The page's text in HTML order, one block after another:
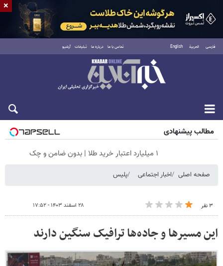
فارسی العربية English تماس با ما درباره ما تبلیغات آرشیو
جمعه ۱۶ مرداد ۱۴۰۵
مطالب پیشنهادی
۱ میلیارد اعتبار خرید طلا | بدون ضامن و چک
صفحه اصلی اخبار اجتماعی پلیس
۳ نفر ۲۸ اسفند ۱۴۰۳ - ۱۷:۵۲
این مسیرها و جاده‌ها ترافیک سنگین دارند
×